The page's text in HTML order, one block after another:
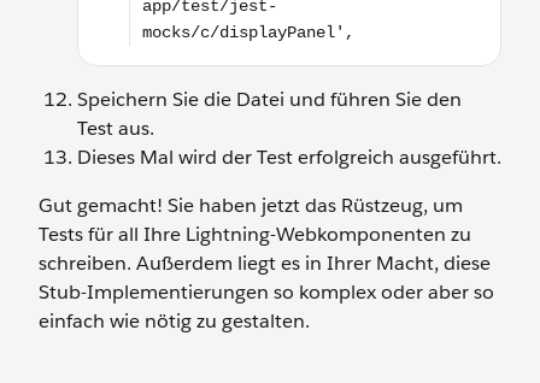
Speichern Sie die Datei und führen Sie den
Test aus.
Dieses Mal wird der Test erfolgreich ausgeführt.
Gut gemacht! Sie haben jetzt das Rüstzeug, um
Tests für all Ihre Lightning-Webkomponenten zu
schreiben. Außerdem liegt es in Ihrer Macht, diese
Stub-Implementierungen so komplex oder aber so
einfach wie nötig zu gestalten.